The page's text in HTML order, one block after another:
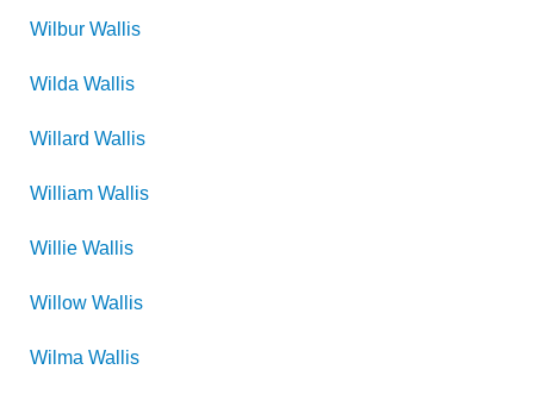
Wilbur Wallis
Wilda Wallis
Willard Wallis
William Wallis
Willie Wallis
Willow Wallis
Wilma Wallis